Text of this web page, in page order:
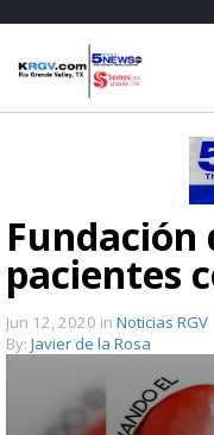
Fundación
pacientes
Jun 12, 2020 in Noticias RGV
By: Javier de la Rosa